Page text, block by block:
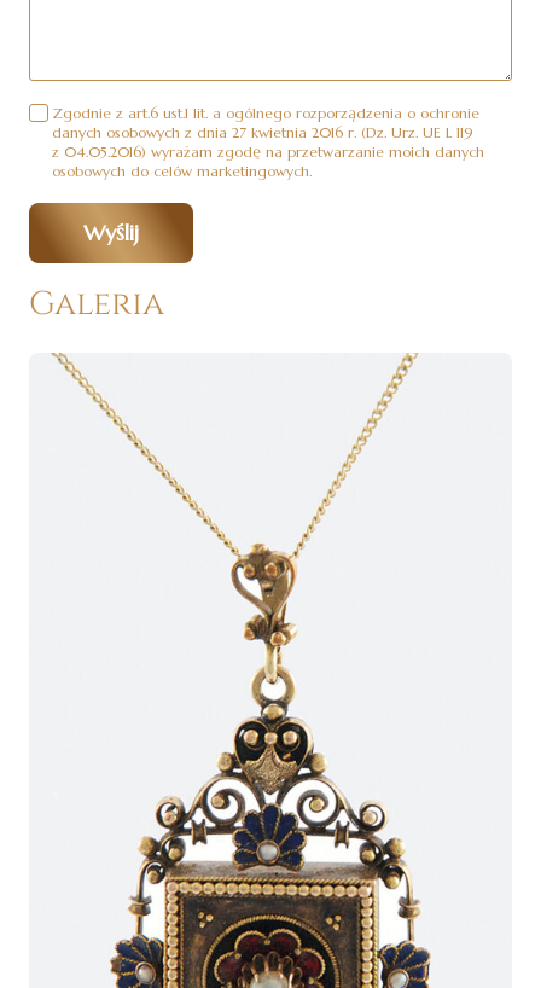
Zgodnie z art.6 ust.1 lit. a ogólnego rozporządzenia o ochronie
danych osobowych z dnia 27 kwietnia 2016 r. (Dz. Urz. UE L 119
z 04.05.2016) wyrażam zgodę na przetwarzanie moich danych
osobowych do celów marketingowych.
Wyślij
Galeria